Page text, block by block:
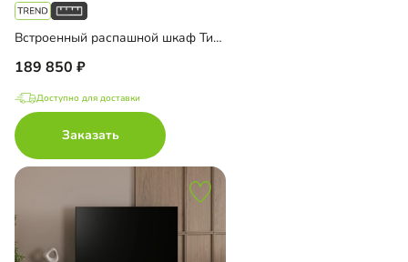
Встроенный распашной шкаф Тино-4-4
189 850
Доступно для доставки
Заказать